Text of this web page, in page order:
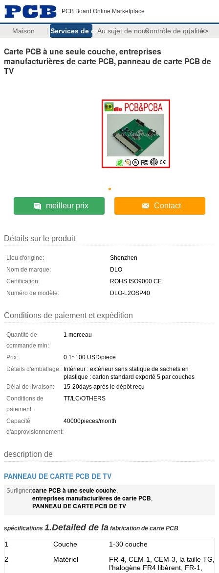
PCB Board Online Marketplace
Maison Services de carte PCBAu sujet de nousContrôle de qualité>>
Carte PCB à une seule couche, entreprises
manufacturières de carte PCB, panneau de carte PCB de
TV
meilleur prix Contact
Détails sur le produit
Lieu d'origine:
Shenzhen
Nom de marque:
DLO
Certification:
ROHS ISO9000 CE
Numéro de modèle:
DLO-L2OSP40
Conditions de paiement et expédition
Quantité de
commande min:
1 morceau
Prix:
0.1~100 USD/piece
Détails d'emballage: Intérieur : extérieur sans statique de sachets en
plastique : carton standard exporté 5 par couches
Délai de livraison:
15-20days après le dépôt reçu
Conditions de
paiement:
TT/LC/OTHERS
Capacité
d'approvisionnement:
40000pieces/month
description de
PANNEAU DE CARTE PCB DE TV
Surligner:carte PCB à une seule couche,
entreprises manufacturières de carte PCB,
PANNEAU DE CARTE PCB DE TV
spécifications 1.Detailed de la fabrication de carte PCB
1 Couche
1-30 couche
2
Matériel
FR-4, CEM-1, CEM-3, la taille TG,
l'halogène FR4 libèrent, FR-1,